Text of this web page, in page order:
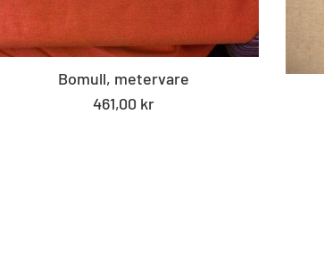
Bomull, metervare
Standard
461,00 kr